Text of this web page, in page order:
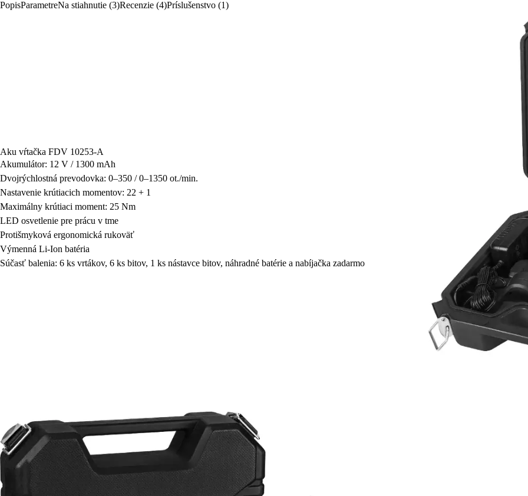
PopisParametreNa stiahnutie (3)Recenzie (4)Príslušenstvo (1)
Aku vŕtačka FDV 10253-A
Akumulátor: 12 V / 1300 mAh
Dvojrýchlostná prevodovka: 0–350 / 0–1350 ot./min.
Nastavenie krútiacich momentov: 22 + 1
Maximálny krútiaci moment: 25 Nm
LED osvetlenie pre prácu v tme
Protišmyková ergonomická rukoväť
Výmenná Li-Ion batéria
Súčasť balenia: 6 ks vrtákov, 6 ks bitov, 1 ks nástavce bitov, náhradné batérie a nabíjačka zadarmo